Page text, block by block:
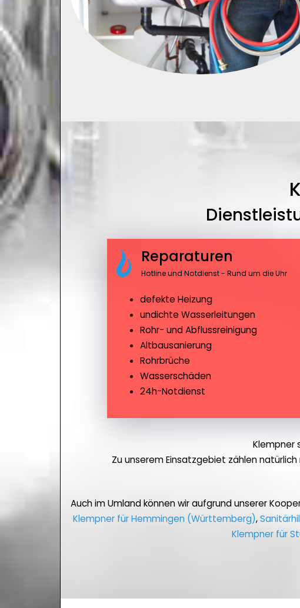
Reparaturen
Hotline und Notdienst - Rund um die Uhr
defekte Heizung
undichte Wasserleitungen
Rohr- und Abflussreinigung
Altbausanierung
Rohrbrüche
Wasserschäden
24h-Notdienst
Klempner
Zu unserem Einsatzgebiet zählen
Auch im Umland können wir aufgrund unserer
Klempner für Hemmingen (Württemberg),
Klempner für